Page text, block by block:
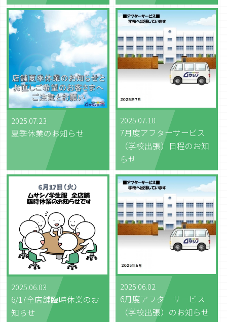
2025.07.23
夏季休業のお知らせ
2025.07.10
7月度アフターサービス
（学校出張）日程のお知
らせ
2025.06.03
6/17全店舗臨時休業のお
知らせ
2025.06.02
6月度アフターサービス
（学校出張）のお知らせ